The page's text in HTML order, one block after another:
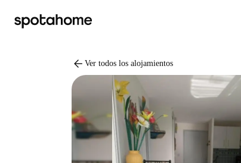
arrow_back Ver todos los alojamientos